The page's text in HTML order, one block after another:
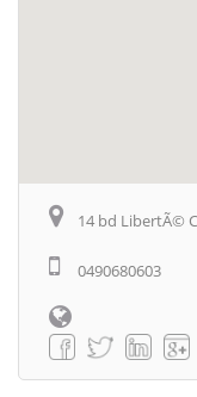
14 bd LibertÃ©
0490680603